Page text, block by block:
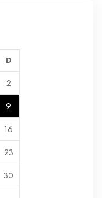
D
2
9
16
23
30